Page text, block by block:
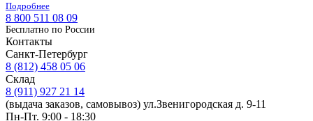
Подробнее
8 800 511 08 09
Бесплатно по Роcсии
Контакты
Санкт-Петербург
8 (812) 458 05 06
Склад
8 (911) 927 21 14
(выдача заказов, самовывоз) ул.Звенигородская д. 9-11
Пн-Пт. 9:00 - 18:30